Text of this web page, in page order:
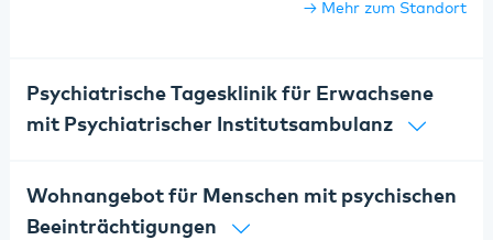
Mehr zum Standort
Psychiatrische Tagesklinik für Erwachsene
mit Psychiatrischer Institutsambulanz
Wohnangebot für Menschen mit psychischen
Beeinträchtigungen